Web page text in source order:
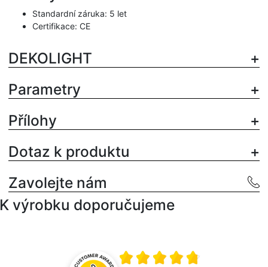
Standardní záruka: 5 let
Certifikace: CE
DEKOLIGHT
Parametry
Přílohy
Dotaz k produktu
Zavolejte nám
K výrobku doporučujeme
Průměrné hodnocení 4.8 z 5